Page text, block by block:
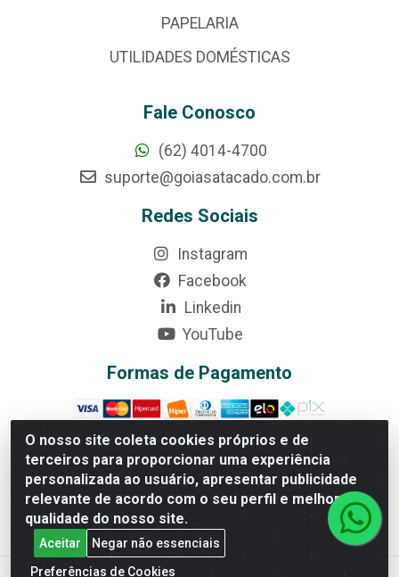
O nosso site coleta cookies próprios e de
terceiros para proporcionar uma experiência
personalizada ao usuário, apresentar publicidade
relevante de acordo com o seu perfil e melhorar a
qualidade do nosso site.
Aceitar
Negar não essenciais
Preferências de Cookies
PAPELARIA
UTILIDADES DOMÉSTICAS
Fale Conosco
(62) 4014-4700
suporte@goiasatacado.com.br
Redes Sociais
Instagram
Facebook
Linkedin
YouTube
Formas de Pagamento
Rede Brasil - Avenida Universitária, nº 3860, Jardim das
Américas II Etapa - Anápolis/GO - CEP 75070-415 -
CNPJ 07.728.073/0002-24